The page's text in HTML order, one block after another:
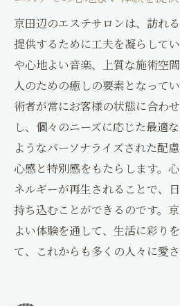
京田辺のエステサロンは、訪れ
提供するために工夫を凝らして
や心地よい音楽、上質な施術空
人のための癒しの要素となって
術者が常にお客様の状態に合わ
し、個々のニーズに応じた最適
ようなパーソナライズされた配
心感と特別感をもたらします。
ネルギーが再生されることで、
持ち込むことができるのです。
よい体験を通して、生活に彩り
て、これからも多くの人々に愛